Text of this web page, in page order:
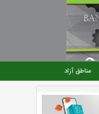
مناطق آزاد